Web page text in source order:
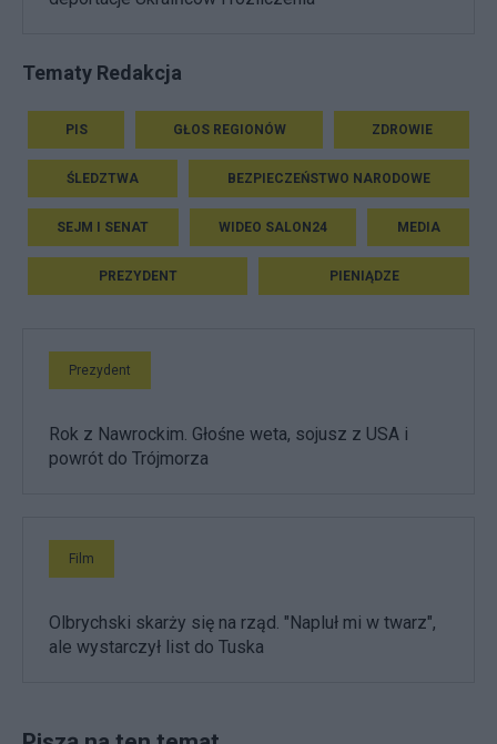
Tematy Redakcja
PIS GŁOS REGIONÓW ZDROWIE
ŚLEDZTWA BEZPIECZEŃSTWO NARODOWE
SEJM I SENAT WIDEO SALON24 MEDIA
PREZYDENT PIENIĄDZE
Prezydent
Rok z Nawrockim. Głośne weta, sojusz z USA i
powrót do Trójmorza
Film
Olbrychski skarży się na rząd. "Napluł mi w twarz",
ale wystarczył list do Tuska